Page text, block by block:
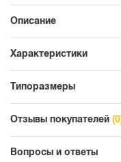
Описание
Характеристики
Типоразмеры
Отзывы покупателей
Вопросы и ответы